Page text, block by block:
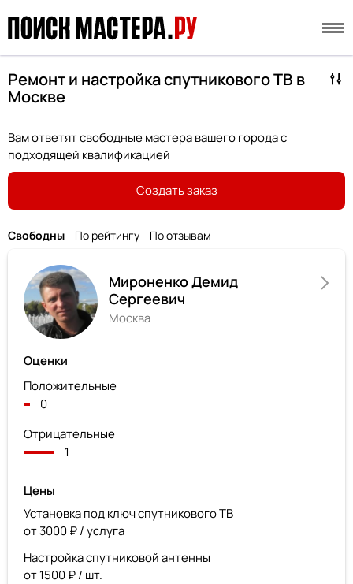
Ремонт и настройка спутникового ТВ в
Москве
Вам ответят свободные мастера вашего города с
подходящей квалификацией
Создать заказ
Свободны По рейтингу По отзывам
Мироненко Демид
Сергеевич
Москва
Оценки
Положительные
0
Отрицательные
1
Цены
Установка под ключ спутникового ТВ
от 3000 ₽ / услуга
Настройка спутниковой антенны
от 1500 ₽ / шт.